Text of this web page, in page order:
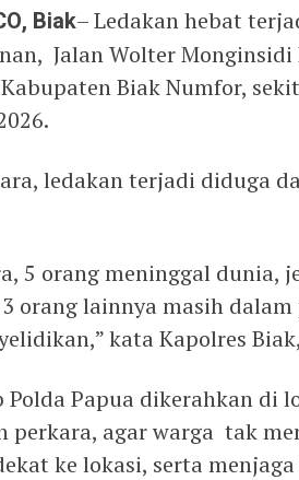
Biak– Ledakan hebat
Jalan Wolter
Biak Numfor,
ledakan terjadi diduga
5 orang meninggal dunia,
orang lainnya masih
kata Kapolres
Polda Papua dikerahkan di
perkara, agar warga tak
ke lokasi, serta